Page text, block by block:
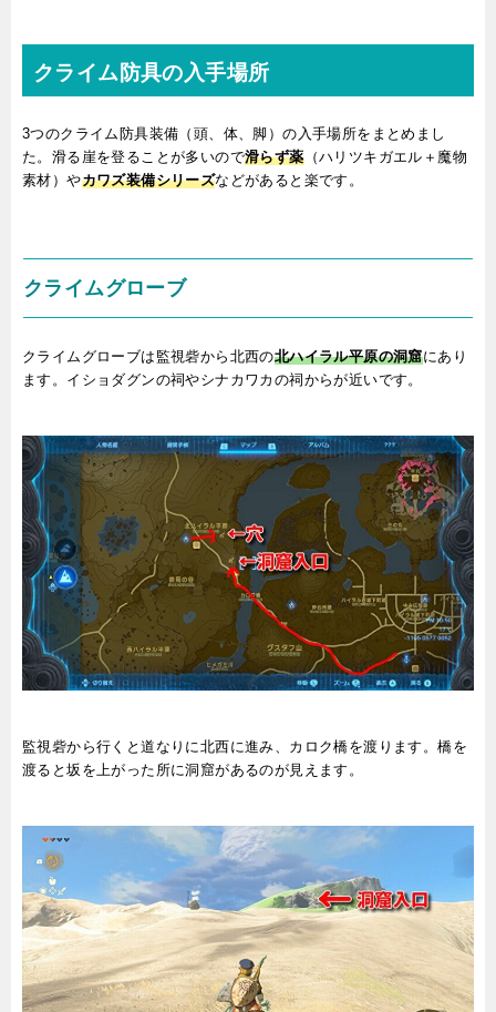
クライム防具の入手場所
3つのクライム防具装備（頭、体、脚）の入手場所をまとめまし
た。滑る崖を登ることが多いので滑らず薬（ハリツキガエル＋魔物
素材）やカワズ装備シリーズなどがあると楽です。
クライムグローブ
クライムグローブは監視砦から北西の北ハイラル平原の洞窟にあり
ます。イショダグンの祠やシナカワカの祠からが近いです。
監視砦から行くと道なりに北西に進み、カロク橋を渡ります。橋を
渡ると坂を上がった所に洞窟があるのが見えます。